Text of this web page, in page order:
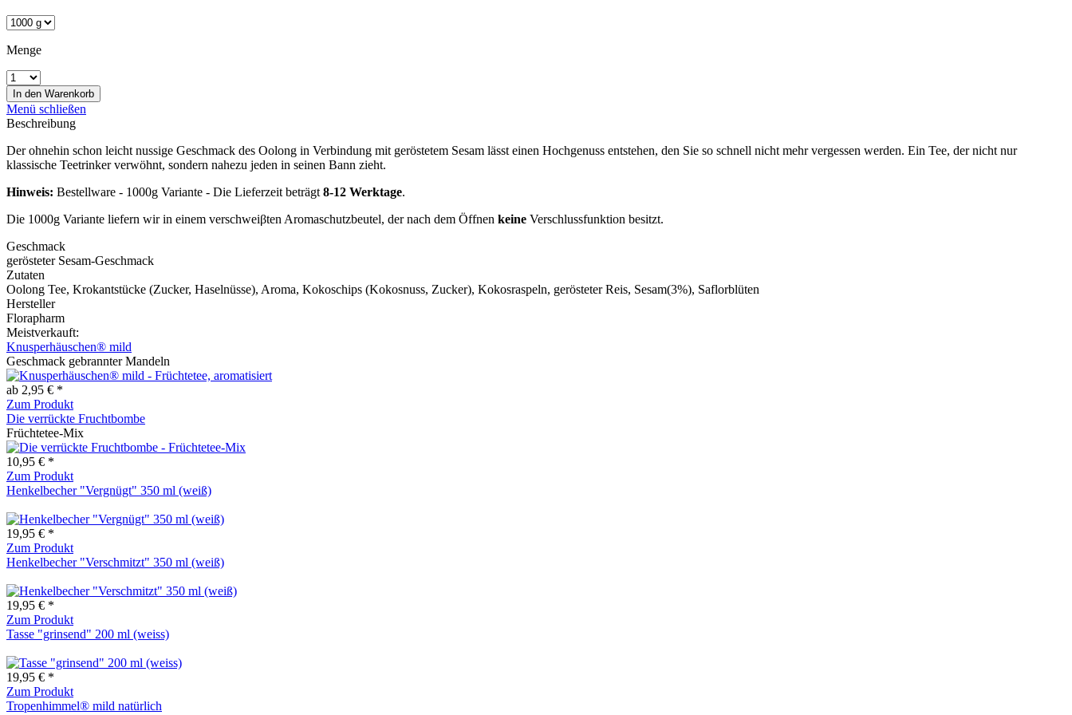
Menge
In den Warenkorb
Menü schließen
Beschreibung
Der ohnehin schon leicht nussige Geschmack des Oolong in Verbindung mit geröstetem Sesam lässt einen Hochgenuss entstehen, den Sie so schnell nicht mehr vergessen werden. Ein Tee, der nicht nur
klassische Teetrinker verwöhnt, sondern nahezu jeden in seinen Bann zieht.
Hinweis: Bestellware - 1000g Variante - Die Lieferzeit beträgt 8-12 Werktage.
Die 1000g Variante liefern wir in einem verschweiβten Aromaschutzbeutel, der nach dem Öffnen keine Verschlussfunktion besitzt.
Geschmack
gerösteter Sesam-Geschmack
Zutaten
Oolong Tee, Krokantstücke (Zucker, Haselnüsse), Aroma, Kokoschips (Kokosnuss, Zucker), Kokosraspeln, gerösteter Reis, Sesam(3%), Saflorblüten
Hersteller
Florapharm
Meistverkauft:
Knusperhäuschen® mild
Geschmack gebrannter Mandeln
ab 2,95 € *
Zum Produkt
Die verrückte Fruchtbombe
Früchtetee-Mix
10,95 € *
Zum Produkt
Henkelbecher "Vergnügt" 350 ml (weiß)
19,95 € *
Zum Produkt
Henkelbecher "Verschmitzt" 350 ml (weiß)
19,95 € *
Zum Produkt
Tasse "grinsend" 200 ml (weiss)
19,95 € *
Zum Produkt
Tropenhimmel® mild natürlich